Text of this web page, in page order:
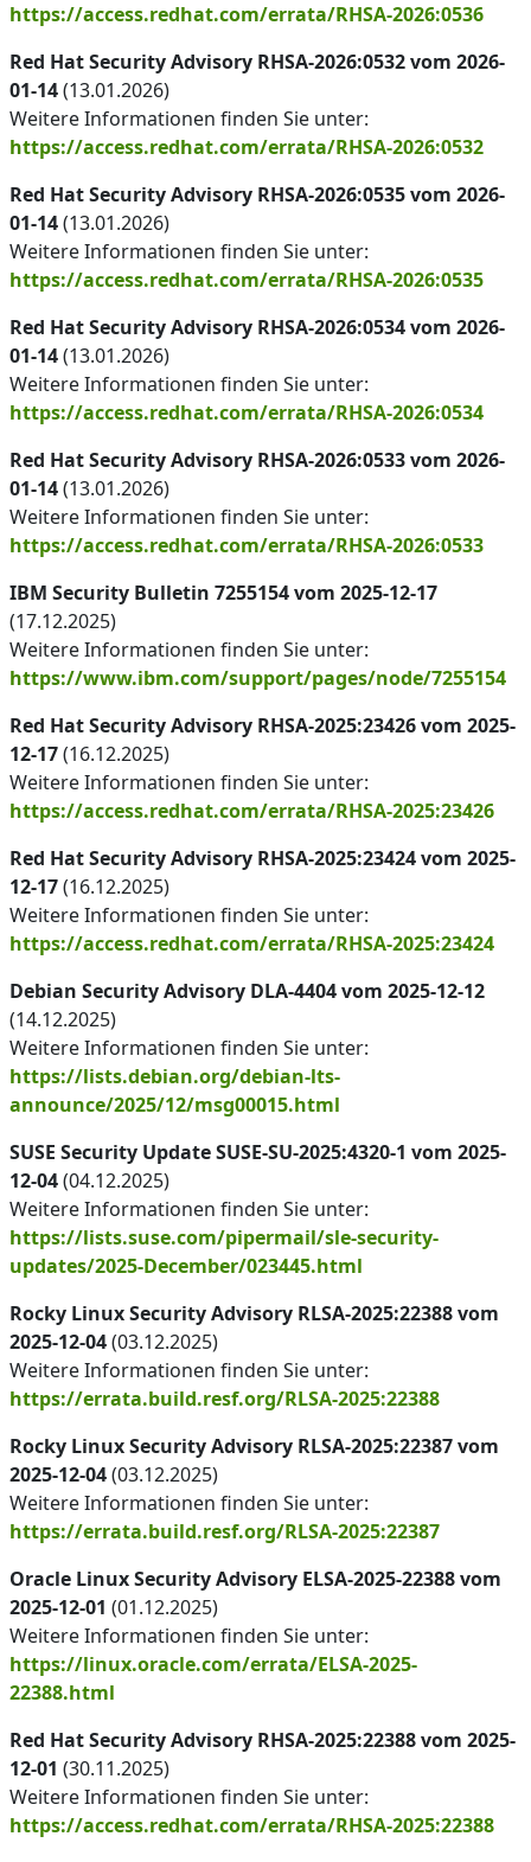
https://access.redhat.com/errata/RHSA-2026:0536
Red Hat Security Advisory RHSA-2026:0532 vom 2026-
01-14(13.01.2026)
Weitere Informationen finden Sie unter:
https://access.redhat.com/errata/RHSA-2026:0532
Red Hat Security Advisory RHSA-2026:0535 vom 2026-
01-14(13.01.2026)
Weitere Informationen finden Sie unter:
https://access.redhat.com/errata/RHSA-2026:0535
Red Hat Security Advisory RHSA-2026:0534 vom 2026-
01-14(13.01.2026)
Weitere Informationen finden Sie unter:
https://access.redhat.com/errata/RHSA-2026:0534
Red Hat Security Advisory RHSA-2026:0533 vom 2026-
01-14(13.01.2026)
Weitere Informationen finden Sie unter:
https://access.redhat.com/errata/RHSA-2026:0533
IBM Security Bulletin 7255154 vom 2025-12-17
(17.12.2025)
Weitere Informationen finden Sie unter:
https://www.ibm.com/support/pages/node/7255154
Red Hat Security Advisory RHSA-2025:23426 vom 2025-
12-17(16.12.2025)
Weitere Informationen finden Sie unter:
https://access.redhat.com/errata/RHSA-2025:23426
Red Hat Security Advisory RHSA-2025:23424 vom 2025-
12-17(16.12.2025)
Weitere Informationen finden Sie unter:
https://access.redhat.com/errata/RHSA-2025:23424
Debian Security Advisory DLA-4404 vom 2025-12-12
(14.12.2025)
Weitere Informationen finden Sie unter:
https://lists.debian.org/debian-lts-
announce/2025/12/msg00015.html
SUSE Security Update SUSE-SU-2025:4320-1 vom 2025-
12-04(04.12.2025)
Weitere Informationen finden Sie unter:
https://lists.suse.com/pipermail/sle-security-
updates/2025-December/023445.html
Rocky Linux Security Advisory RLSA-2025:22388 vom
2025-12-04(03.12.2025)
Weitere Informationen finden Sie unter:
https://errata.build.resf.org/RLSA-2025:22388
Rocky Linux Security Advisory RLSA-2025:22387 vom
2025-12-04(03.12.2025)
Weitere Informationen finden Sie unter:
https://errata.build.resf.org/RLSA-2025:22387
Oracle Linux Security Advisory ELSA-2025-22388 vom
2025-12-01 (01.12.2025)
Weitere Informationen finden Sie unter:
https://linux.oracle.com/errata/ELSA-2025-
22388.html
Red Hat Security Advisory RHSA-2025:22388 vom 2025-
12-01 (30.11.2025)
Weitere Informationen finden Sie unter:
https://access.redhat.com/errata/RHSA-2025:22388